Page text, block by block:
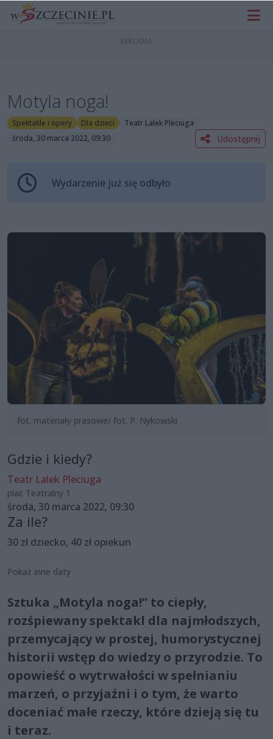
Motyla noga!
Spektakle i opery Dla dzieci
Teatr Lalek Pleciuga
środa, 30 marca 2022, 09:30
Udostępnij
Wydarzenie już się odbyło
fot. materiały prasowe/ fot. P. Nykowski
Gdzie i kiedy?
Teatr Lalek Pleciuga
plac Teatralny 1
środa, 30 marca 2022, 09:30
Za ile?
30 zł dziecko, 40 zł opiekun
Pokaż inne daty
Sztuka „Motyla noga!” to ciepły,
rozśpiewany spektakl dla najmłodszych,
przemycający w prostej, humorystycznej
historii wstęp do wiedzy o przyrodzie. To
opowieść o wytrwałości w spełnianiu
marzeń, o przyjaźni i o tym, że warto
doceniać małe rzeczy, które dzieją się tu
i teraz.